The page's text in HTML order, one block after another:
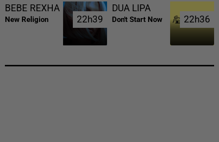
BEBE REXHA
New Religion 22h39
22h39
DUA LIPA
Don't Start Now 22h36
22h36